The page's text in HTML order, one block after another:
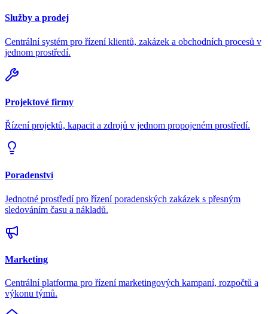
Služby a prodej
Centrální systém pro řízení klientů, zakázek a obchodních procesů v
jednom prostředí.
Projektové firmy
Řízení projektů, kapacit a zdrojů v jednom propojeném prostředí.
Poradenství
Jednotné prostředí pro řízení poradenských zakázek s přesným
sledováním času a nákladů.
Marketing
Centrální platforma pro řízení marketingových kampaní, rozpočtů a
výkonu týmů.